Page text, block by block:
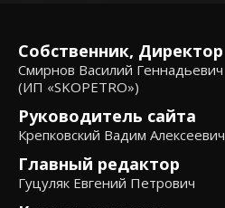
Собственник, Директор
Смирнов Василий Геннадьевич
(ИП «SKOPETRO»)
Руководитель сайта
Крепковский Вадим Алексеевич
Главный редактор
Гуцуляк Евгений Петрович